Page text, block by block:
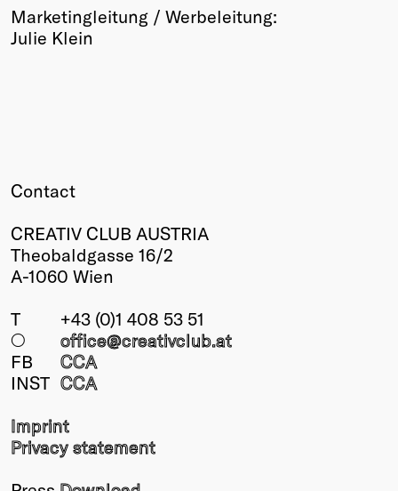
Marketingleitung / Werbeleitung:
Julie Klein
Contact
CREATIV CLUB AUSTRIA
Theobaldgasse 16/2
A-1060 Wien
T
+43 (0)1 408 53 51
○
office@creativclub.at
FB
CCA
INST CCA
Imprint
Privacy statement